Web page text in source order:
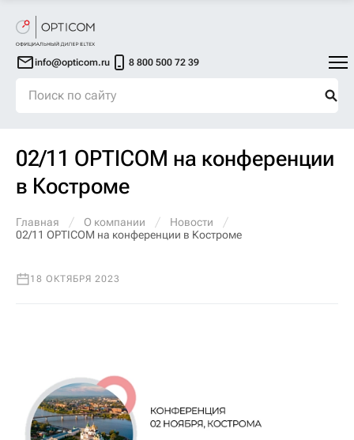
info@opticom.ru 8 800 500 72 39
02/11 OPTICOM на конференции
в Костроме
Главная О компании
Новости
02/11 OPTICOM на конференции в Костроме
18 ОКТЯБРЯ 2023